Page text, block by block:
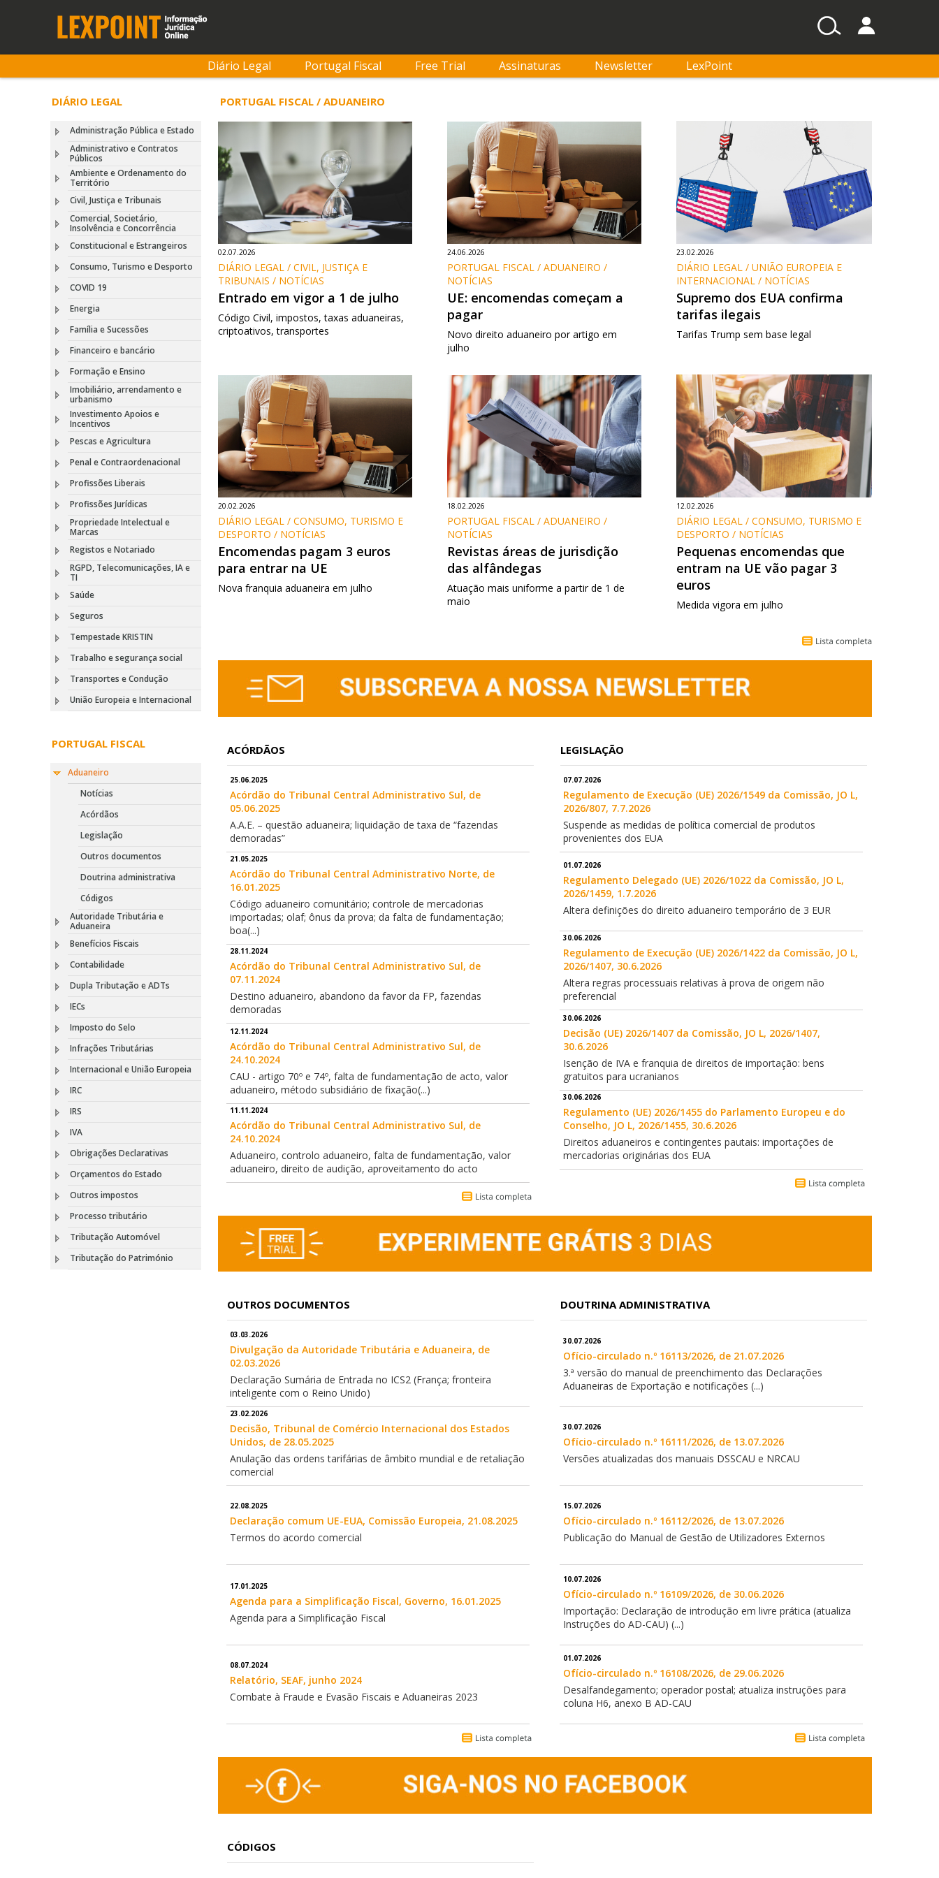
Diário Legal Portugal Fiscal Free Trial Assinaturas Newsletter LexPoint
DIÁRIO LEGAL
Administração Pública e Estado
Administrativo e Contratos
Públicos
Ambiente e Ordenamento do
Território
Civil, Justiça e Tribunais
Comercial, Societário,
Insolvência e Concorrência
Constitucional e Estrangeiros
Consumo, Turismo e Desporto
COVID 19
Energia
Família e Sucessões
Financeiro e bancário
Formação e Ensino
Imobiliário, arrendamento e
urbanismo
Investimento Apoios e
Incentivos
Pescas e Agricultura
Penal e Contraordenacional
Profissões Liberais
Profissões Jurídicas
Propriedade Intelectual e
Marcas
Registos e Notariado
RGPD, Telecomunicações, IA e
TI
Saúde
Seguros
Tempestade KRISTIN
Trabalho e segurança social
Transportes e Condução
União Europeia e Internacional
PORTUGAL FISCAL
Aduaneiro
Notícias
Acórdãos
Legislação
Outros documentos
Doutrina administrativa
Códigos
Autoridade Tributária e
Aduaneira
Benefícios Fiscais
Contabilidade
Dupla Tributação e ADTs
IECs
Imposto do Selo
Infrações Tributárias
Internacional e União Europeia
IRC
IRS
IVA
Obrigações Declarativas
Orçamentos do Estado
Outros impostos
Processo tributário
Tributação Automóvel
Tributação do Património
PORTUGAL FISCAL / ADUANEIRO
02.07.2026
DIÁRIO LEGAL / CIVIL, JUSTIÇA E
TRIBUNAIS / NOTÍCIAS
Entrado em vigor a 1 de julho
Código Civil, impostos, taxas aduaneiras,
criptoativos, transportes
24.06.2026
PORTUGAL FISCAL / ADUANEIRO /
NOTÍCIAS
UE: encomendas começam a
pagar
Novo direito aduaneiro por artigo em
julho
23.02.2026
DIÁRIO LEGAL / UNIÃO EUROPEIA E
INTERNACIONAL / NOTÍCIAS
Supremo dos EUA confirma
tarifas ilegais
Tarifas Trump sem base legal
20.02.2026
DIÁRIO LEGAL / CONSUMO, TURISMO E
DESPORTO / NOTÍCIAS
Encomendas pagam 3 euros
para entrar na UE
Nova franquia aduaneira em julho
18.02.2026
PORTUGAL FISCAL / ADUANEIRO /
NOTÍCIAS
Revistas áreas de jurisdição
das alfândegas
Atuação mais uniforme a partir de 1 de
maio
12.02.2026
DIÁRIO LEGAL / CONSUMO, TURISMO E
DESPORTO / NOTÍCIAS
Pequenas encomendas que
entram na UE vão pagar 3
euros
Medida vigora em julho
ACÓRDÃOS
25.06.2025
Acórdão do Tribunal Central Administrativo Sul, de
05.06.2025
A.A.E. – questão aduaneira; liquidação de taxa de “fazendas
demoradas”
21.05.2025
Acórdão do Tribunal Central Administrativo Norte, de
16.01.2025
Código aduaneiro comunitário; controle de mercadorias
importadas; olaf; ônus da prova; da falta de fundamentação;
boa(...)
28.11.2024
Acórdão do Tribunal Central Administrativo Sul, de
07.11.2024
Destino aduaneiro, abandono da favor da FP, fazendas
demoradas
12.11.2024
Acórdão do Tribunal Central Administrativo Sul, de
24.10.2024
CAU - artigo 70º e 74º, falta de fundamentação de acto, valor
aduaneiro, método subsidiário de fixação(...)
11.11.2024
Acórdão do Tribunal Central Administrativo Sul, de
24.10.2024
Aduaneiro, controlo aduaneiro, falta de fundamentação, valor
aduaneiro, direito de audição, aproveitamento do acto
LEGISLAÇÃO
07.07.2026
Regulamento de Execução (UE) 2026/1549 da Comissão, JO L,
2026/807, 7.7.2026
Suspende as medidas de política comercial de produtos
provenientes dos EUA
01.07.2026
Regulamento Delegado (UE) 2026/1022 da Comissão, JO L,
2026/1459, 1.7.2026
Altera definições do direito aduaneiro temporário de 3 EUR
30.06.2026
Regulamento de Execução (UE) 2026/1422 da Comissão, JO L,
2026/1407, 30.6.2026
Altera regras processuais relativas à prova de origem não
preferencial
30.06.2026
Decisão (UE) 2026/1407 da Comissão, JO L, 2026/1407,
30.6.2026
Isenção de IVA e franquia de direitos de importação: bens
gratuitos para ucranianos
30.06.2026
Regulamento (UE) 2026/1455 do Parlamento Europeu e do
Conselho, JO L, 2026/1455, 30.6.2026
Direitos aduaneiros e contingentes pautais: importações de
mercadorias originárias dos EUA
OUTROS DOCUMENTOS
03.03.2026
Divulgação da Autoridade Tributária e Aduaneira, de
02.03.2026
Declaração Sumária de Entrada no ICS2 (França; fronteira
inteligente com o Reino Unido)
23.02.2026
Decisão, Tribunal de Comércio Internacional dos Estados
Unidos, de 28.05.2025
Anulação das ordens tarifárias de âmbito mundial e de retaliação
comercial
22.08.2025
Declaração comum UE-EUA, Comissão Europeia, 21.08.2025
Termos do acordo comercial
17.01.2025
Agenda para a Simplificação Fiscal, Governo, 16.01.2025
Agenda para a Simplificação Fiscal
08.07.2024
Relatório, SEAF, junho 2024
Combate à Fraude e Evasão Fiscais e Aduaneiras 2023
DOUTRINA ADMINISTRATIVA
30.07.2026
Ofício-circulado n.º 16113/2026, de 21.07.2026
3.ª versão do manual de preenchimento das Declarações
Aduaneiras de Exportação e notificações (...)
30.07.2026
Ofício-circulado n.º 16111/2026, de 13.07.2026
Versões atualizadas dos manuais DSSCAU e NRCAU
15.07.2026
Ofício-circulado n.º 16112/2026, de 13.07.2026
Publicação do Manual de Gestão de Utilizadores Externos
10.07.2026
Ofício-circulado n.º 16109/2026, de 30.06.2026
Importação: Declaração de introdução em livre prática (atualiza
Instruções do AD-CAU) (...)
01.07.2026
Ofício-circulado n.º 16108/2026, de 29.06.2026
Desalfandegamento; operador postal; atualiza instruções para
coluna H6, anexo B AD-CAU
CÓDIGOS